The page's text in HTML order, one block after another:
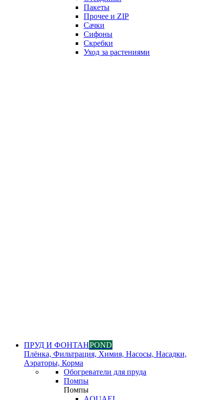
Пакеты
Прочее и ZIP
Сачки
Сифоны
Скребки
Уход за растениями
ПРУД И ФОНТАНPOND
Плёнка, Фильтрация, Химия, Насосы, Насадки,
Аэраторы, Корма
Обогреватели для пруда
Помпы
Помпы